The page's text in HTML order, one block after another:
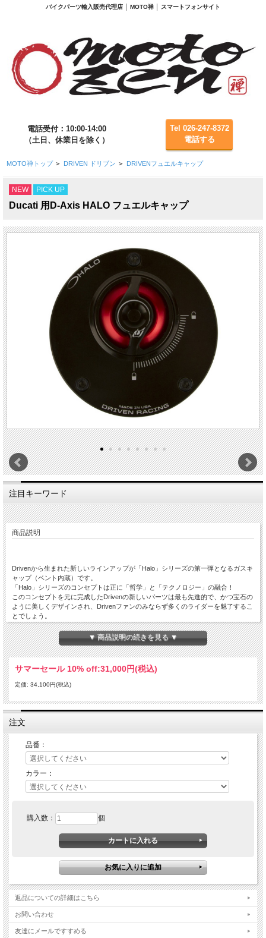
バイクパーツ輸入販売代理店 │ MOTO禅 │ スマートフォンサイト
電話受付：10:00-14:00
（土日、休業日を除く）
Tel 026-247-8372
電話する
MOTO禅トップ > DRIVEN ドリブン > DRIVENフュエルキャップ
NEW PICK UP
Ducati 用D-Axis HALO フュエルキャップ
注目キーワード
商品説明
Drivenから生まれた新しいラインアップが「Halo」シリーズの第一弾となるガスキ
ャップ（ベント内蔵）です。
「Halo」シリーズのコンセプトは正に「哲学」と「テクノロジー」の融合！
このコンセプトを元に完成したDrivenの新しいパーツは最も先進的で、かつ宝石の
ように美しくデザインされ、Drivenファンのみならず多くのライダーを魅了するこ
とでしょう。
＜商品特長ハイライト＞
●ロープロファイル（高さが低い）で出っ張り感が少ない
●30％軽量（従来比）
●そのシンプルなラインが今時のスポーツバイクにマッチ
●カラーは5色から選択可（キャップのみ）
▼ 商品説明の続きを見る ▼
サマーセール 10% off:31,000円(税込)
定価: 34,100円(税込)
注文
品番：
カラー：
購入数： 個
返品についての詳細はこちら
お問い合わせ
友達にメールですすめる